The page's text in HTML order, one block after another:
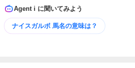
Agent i に聞いてみよう
ナイスガルボ 馬名の意味は？